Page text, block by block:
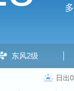
东风2级
日出